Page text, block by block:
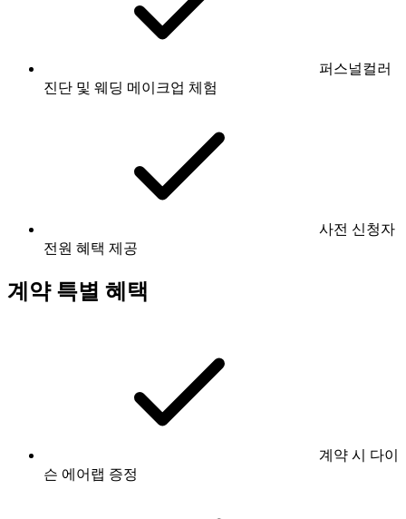
퍼스널컬러
진단 및 웨딩 메이크업 체험
사전 신청자
전원 혜택 제공
계약 특별 혜택
계약 시 다이
슨 에어랩 증정